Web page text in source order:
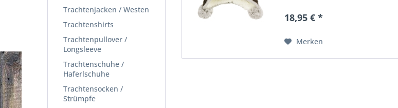
Trachtenjacken / Westen
Trachtenshirts
Trachtenpullover /
Longsleeve
Trachtenschuhe /
Haferlschuhe
Trachtensocken /
Strümpfe
Hingucker. Drei Bommeln in
Ergänzung...
18,95 € *
Merken